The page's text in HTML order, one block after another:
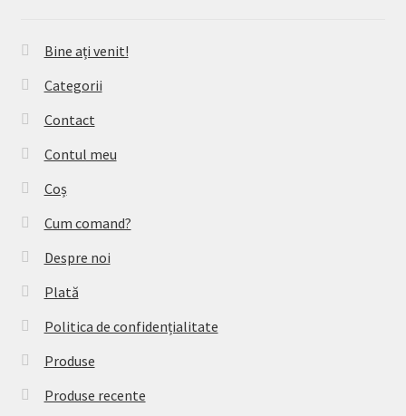
Bine ați venit!
Categorii
Contact
Contul meu
Coș
Cum comand?
Despre noi
Plată
Politica de confidențialitate
Produse
Produse recente